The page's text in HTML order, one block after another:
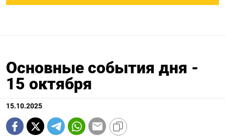
Основные события дня -
15 октября
15.10.2025